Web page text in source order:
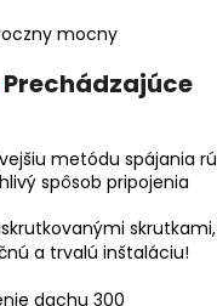
Prechádzajúce
metódu spájania
spôsob pripojenia
skrutkami,
a trvalú inštaláciu!